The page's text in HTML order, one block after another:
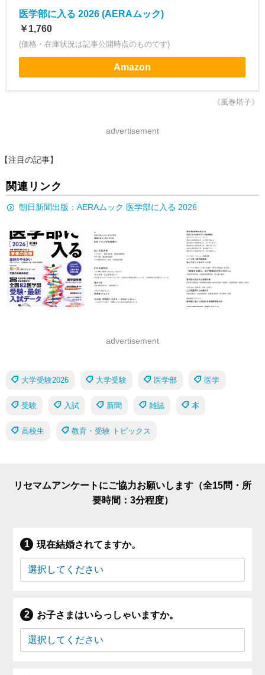
医学部に入る 2026 (AERAムック)
￥1,760
(価格・在庫状況は記事公開時点のものです)
Amazon
《風巻塔子》
advertisement
【注目の記事】
関連リンク
朝日新聞出版：AERAムック 医学部に入る 2026
advertisement
大学受験2026 大学受験 医学部 医学
受験 入試 新聞 雑誌 本
高校生 教育・受験 トピックス
リセマムアンケートにご協力お願いします（全15問・所
要時間：3分程度）
現在結婚されてますか。
お子さまはいらっしゃいますか。